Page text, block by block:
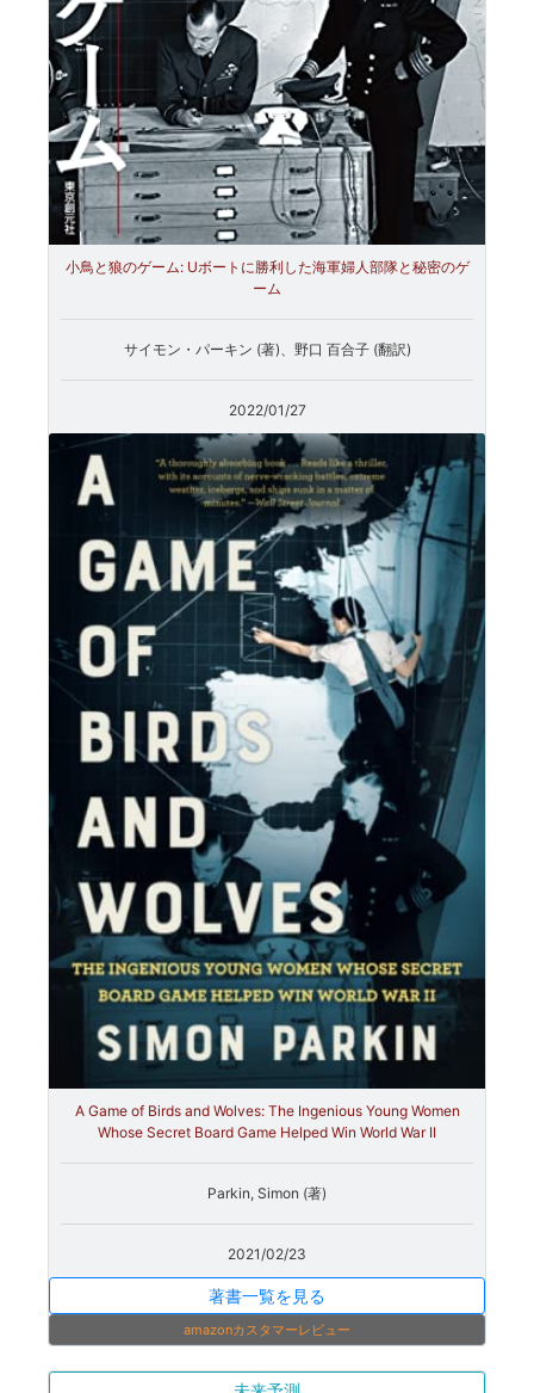
小鳥と狼のゲーム: Uボートに勝利した海軍婦人部隊と秘密のゲ
ーム
サイモン・パーキン (著)、野口 百合子 (翻訳)
2022/01/27
A Game of Birds and Wolves: The Ingenious Young Women
Whose Secret Board Game Helped Win World War II
Parkin, Simon (著)
2021/02/23
著書一覧を見る
amazonカスタマーレビュー